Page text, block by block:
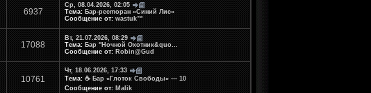
6937
Ср, 08.04.2026, 02:05
Тема: Бар-ресmopaн «Синий Лис»
Сообщение от: wastuk™
17088
Вт, 21.07.2026, 08:29
Тема: Бар "Ночной Охотник&quo...
Сообщение от: Robin@Gud
10761
Чт, 18.06.2026, 17:33
Тема: ☕ Бар «Глоток Свободы» — 10
Сообщение от: Malik